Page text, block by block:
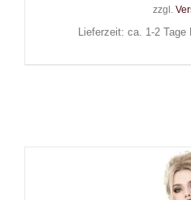
zzgl.
Lieferzeit: ca. 1-2 Tage